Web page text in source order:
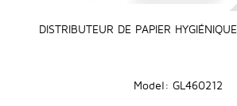
DISTRIBUTEUR DE PAPIER
Model: GL460212